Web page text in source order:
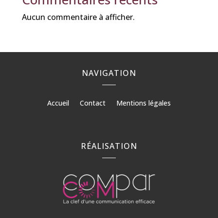
Aucun commentaire à afficher.
NAVIGATION
Accueil Contact Mentions légales
RÉALISATION